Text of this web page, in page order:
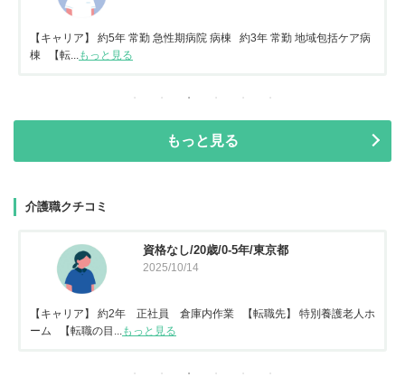
【キャリア】 約5年 常勤 急性期病院 病棟 約3年 常勤 地域包括ケア病
棟 【転...もっと見る
もっと見る
介護職クチコミ
資格なし/20歳/0-5年/東京都
2025/10/14
【キャリア】 約2年 正社員 倉庫内作業 【転職先】 特別養護老人ホ
ーム 【転職の目...もっと見る